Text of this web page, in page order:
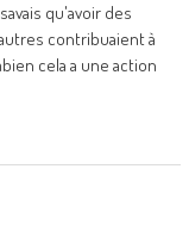
qu'avoir des
contribuaient à
cela a une action